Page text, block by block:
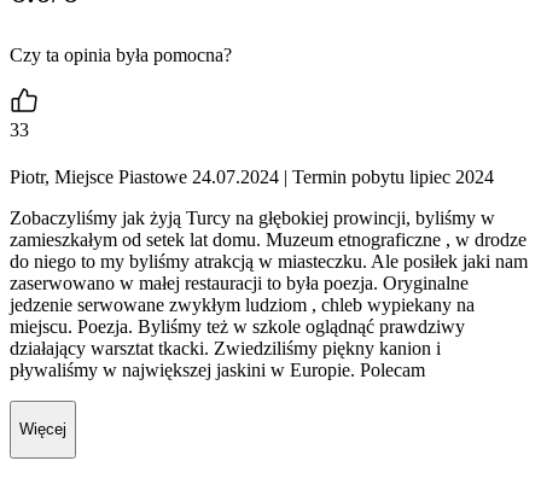
Czy ta opinia była pomocna?
33
Piotr, Miejsce Piastowe 24.07.2024 | Termin pobytu lipiec 2024
Zobaczyliśmy jak żyją Turcy na głębokiej prowincji, byliśmy w
zamieszkałym od setek lat domu. Muzeum etnograficzne , w drodze
do niego to my byliśmy atrakcją w miasteczku. Ale posiłek jaki nam
zaserwowano w małej restauracji to była poezja. Oryginalne
jedzenie serwowane zwykłym ludziom , chleb wypiekany na
miejscu. Poezja. Byliśmy też w szkole oglądnąć prawdziwy
działający warsztat tkacki. Zwiedziliśmy piękny kanion i
pływaliśmy w największej jaskini w Europie. Polecam
Więcej